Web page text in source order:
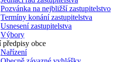
Pozvánka na nejbližší zastupitelstvo
Termíny konání zastupitelstva
Usnesení zastupitelstva
Výbory
předpisy obce
Nařízení